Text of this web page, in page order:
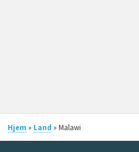
Hjem » Land » Malawi